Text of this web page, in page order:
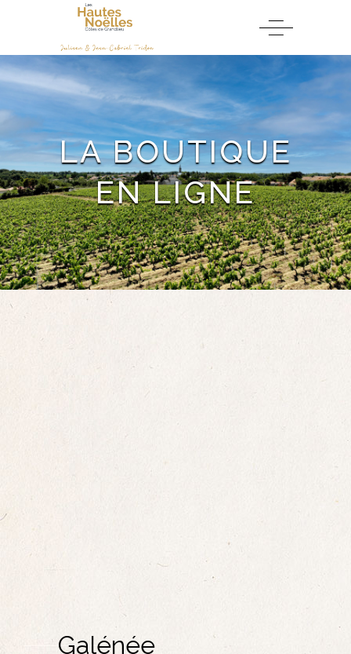
LA BOUTIQUE
EN LIGNE
Galénée